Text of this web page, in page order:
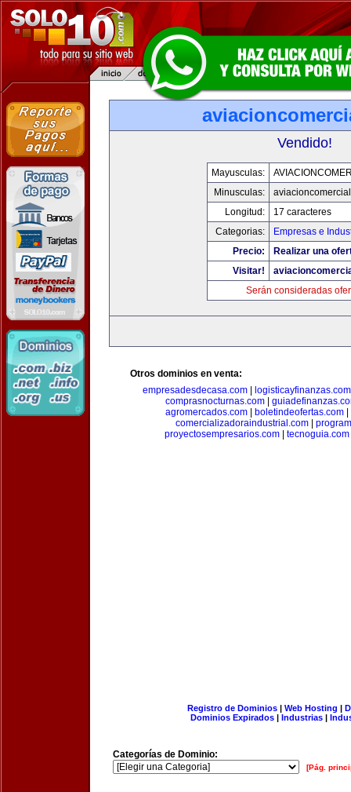
Vendido!
Mayusculas:
Minusculas:
Longitud:
17 caracteres
Categorias:
Empresas e
Precio:
Realizar una
Visitar!
Serán consideradas
Otros dominios en venta:
empresadesdecasa.com
logisticayfinanzas.com
comprasnocturnas.com
agromercados.com
boletindeofertas.com
comercializadoraindustrial.com
proyectosempresarios.com
tecnoguia.com
Registro de Dominios| Web Hosting |
Dominios Expirados | Industrias |
Categorías de Dominio:
[Pág.